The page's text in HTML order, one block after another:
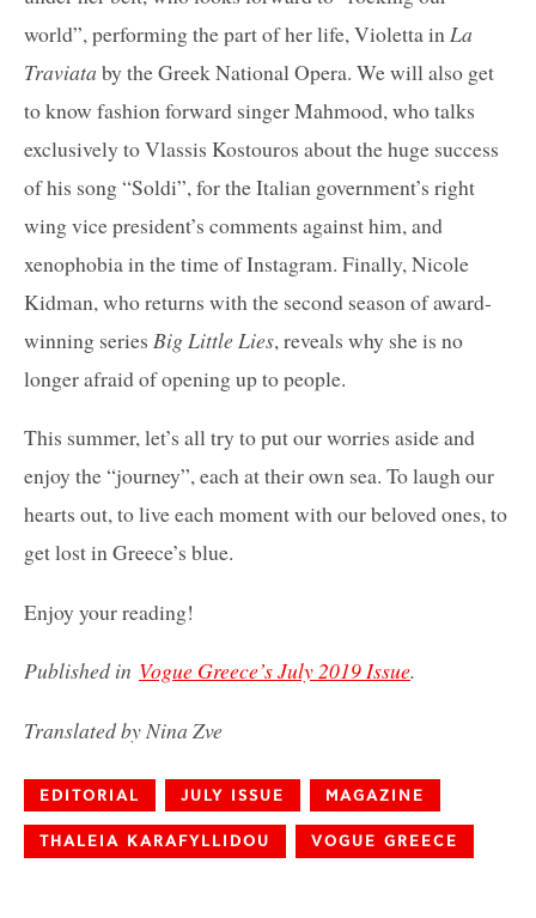
world”, performing the part of her life, Violetta in La
Traviata by the Greek National Opera. We will also get
to know fashion forward singer Mahmood, who talks
exclusively to Vlassis Kostouros about the huge success
of his song “Soldi”, for the Italian government’s right
wing vice president’s comments against him, and
xenophobia in the time of Instagram. Finally, Nicole
Kidman, who returns with the second season of award-
winning series Big Little Lies, reveals why she is no
longer afraid of opening up to people.
This summer, let’s all try to put our worries aside and
enjoy the “journey”, each at their own sea. To laugh our
hearts out, to live each moment with our beloved ones, to
get lost in Greece’s blue.
Enjoy your reading!
Published in Vogue Greece’s July 2019 Issue.
Translated by Nina Zve
EDITORIAL JULY ISSUE MAGAZINE
THALEIA KARAFYLLIDOU VOGUE GREECE